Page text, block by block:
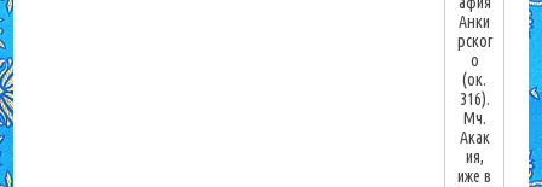
Анки
рског
о
(ок.
316).
Мч.
Акак
ия,
иже в